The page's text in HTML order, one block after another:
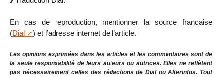
En cas de reproduction, mentionner la source francaise
(Dial ) et l’adresse internet de l’article.
Les opinions exprimées dans les articles et les commentaires sont de
la seule responsabilité de leurs auteurs ou autrices. Elles ne reflètent
pas nécessairement celles des rédactions de Dial ou Alterinfos. Tout